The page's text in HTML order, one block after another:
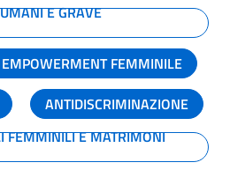
E GRAVE
EMPOWERMENT FEMMINILE
ANTIDISCRIMINAZIONE
FEMMINILI E MATRIMONI